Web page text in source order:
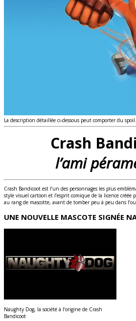
La description détaillée ci-dessous peut comporter du spoil.
Crash
l’ami
Crash Bandicoot est l’un des personnages les plus
style visuel cartoon et l’esprit comique de la licence créée
au rang de mascotte, avant de tomber peu à peu dans
UNE NOUVELLE MASCOTE SIGNÉE
Naughty Dog, la société à l’origine de Crash
Bandicoot